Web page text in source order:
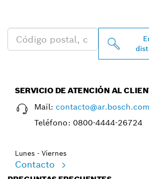
SERVICIO DE ATENCIÓN AL
Mail: contacto@ar.bosch.com
Teléfono: 0800-4444-26724
Lunes - Viernes
Contacto